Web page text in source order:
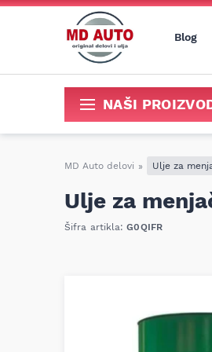
Blog
NAŠI
MD Auto delovi » Ulje za
Ulje za
Šifra artikla:G0QIFR